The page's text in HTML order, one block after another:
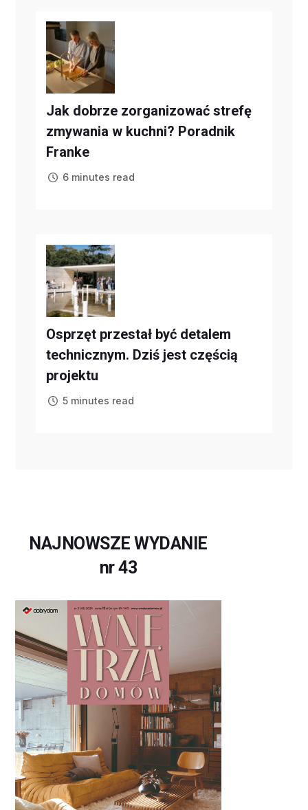
Jak dobrze zorganizować strefę
zmywania w kuchni? Poradnik
Franke
6 minutes read
Osprzęt przestał być detalem
technicznym. Dziś jest częścią
projektu
5 minutes read
NAJNOWSZE WYDANIE
nr 43